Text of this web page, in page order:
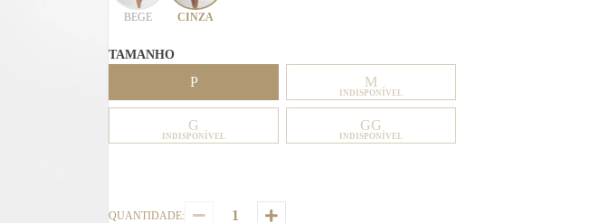
BEGE CINZA
TAMANHO
P M
INDISPONÍVEL
G
INDISPONÍVEL
GG
INDISPONÍVEL
QUANTIDADE: